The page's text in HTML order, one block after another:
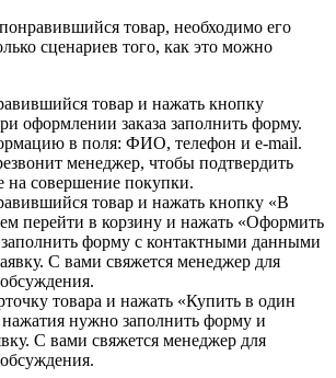
товар, необходимо его
сценариев того, как это можно
товар и нажать кнопку
оформлении заказа заполнить форму.
в поля: ФИО, телефон и e-mail.
менеджер, чтобы подтвердить
на совершение покупки.
товар и нажать кнопку «В
перейти в корзину и нажать «Оформить
заполнить форму с контактными данными
С вами свяжется менеджер для
товара и нажать «Купить в один
нужно заполнить форму и
С вами свяжется менеджер для